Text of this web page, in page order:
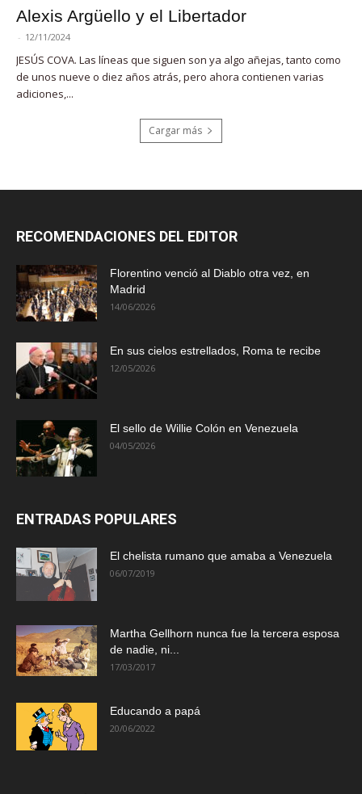
Alexis Argüello y el Libertador
- 12/11/2024
JESÚS COVA. Las líneas que siguen son ya algo añejas, tanto como
de unos nueve o diez años atrás, pero ahora contienen varias
adiciones,...
Cargar más
RECOMENDACIONES DEL EDITOR
Florentino venció al Diablo otra vez, en
Madrid
14/06/2026
En sus cielos estrellados, Roma te recibe
12/05/2026
El sello de Willie Colón en Venezuela
04/05/2026
ENTRADAS POPULARES
El chelista rumano que amaba a Venezuela
06/07/2019
Martha Gellhorn nunca fue la tercera esposa
de nadie, ni...
17/03/2017
Educando a papá
20/06/2022